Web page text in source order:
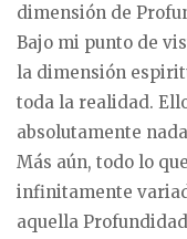
dimensión de
Bajo mi punto de
la dimensión
toda la realidad.
absolutamente
Más aún, todo lo
infinitamente
aquella